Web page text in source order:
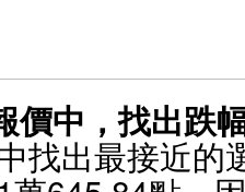
價中，找出跌
找出最接近的